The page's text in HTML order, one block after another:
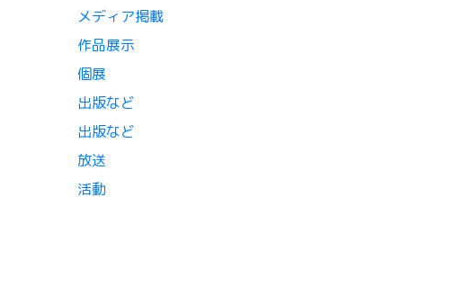
メディア掲載
作品展示
個展
出版など
出版など
放送
活動